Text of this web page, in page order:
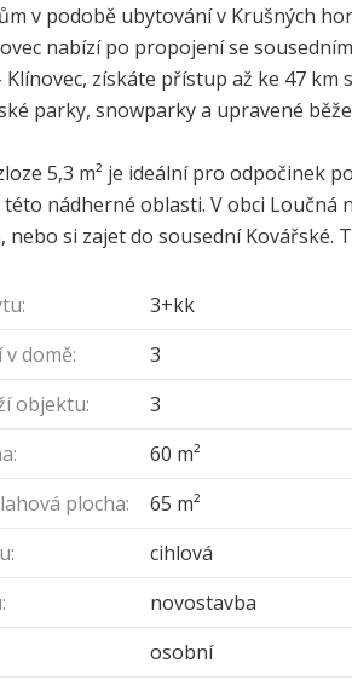
v podobě ubytování v Krušných
nabízí po propojení se
Klínovec, získáte přístup až ke 47
parky, snowparky a upravené
5,3 m² je ideální pro odpočinek
nádherné oblasti. V obci
nebo si zajet do sousední Kovářské.
3+kk
domě:
3
objektu:
3
60 m²
plocha:
65 m²
cihlová
novostavba
osobní